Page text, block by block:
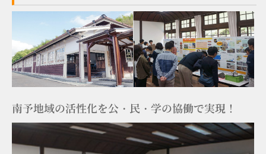
南予地域の活性化を公・民・学の協働で実現！